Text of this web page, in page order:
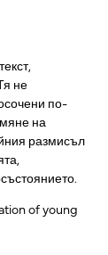
не
по-
на
размисъл
of young